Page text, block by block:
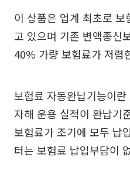
이 상품은 업계 최초로
고 있으며 기존 변액종신
40% 가량 보험료가 저렴
보험료 자동완납기능이
자해 운용 실적이 완납기
보험료가 조기에 모두 납
터는 보험료 납입부담이